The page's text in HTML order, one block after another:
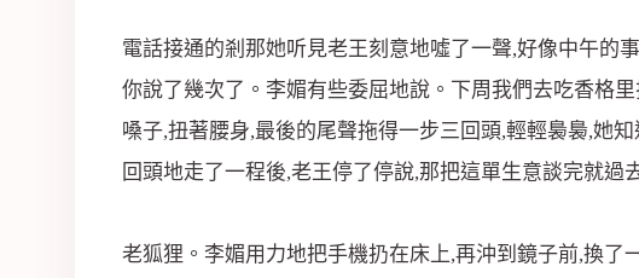
電話接通的剎那她听見老王刻意地噓了一聲,好像中午的
你說了幾次了。李媚有些委屈地說。下周我們去吃香格
嗓子,扭著腰身,最後的尾聲拖得一步三回頭,輕輕裊裊,她
回頭地走了一程後,老王停了停說,那把這單生意談完就過
老狐狸。李媚用力地把手機扔在床上,再沖到鏡子前,換了